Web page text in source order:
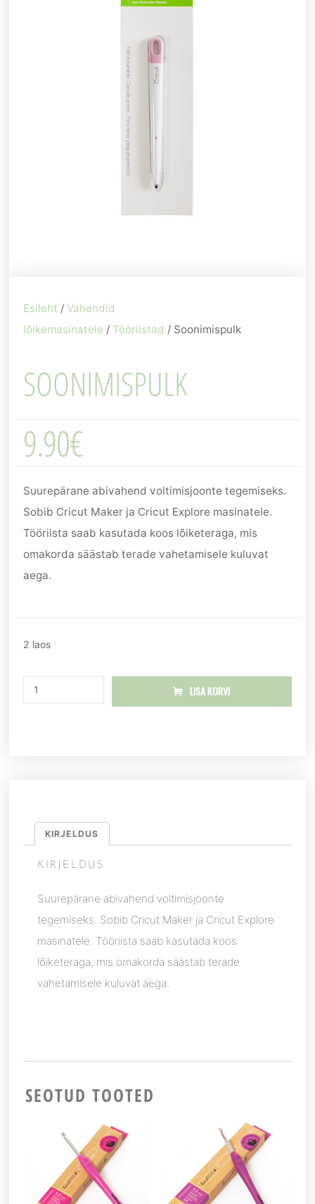
Esileht /Vahendid
lõikemasinatele / Tööriistad / Soonimispulk
SOONIMISPULK
9.90€
Suurepärane abivahend voltimisjoonte tegemiseks.
Sobib Cricut Maker ja Cricut Explore masinatele.
Tööriista saab kasutada koos lõiketeraga, mis
omakorda säästab terade vahetamisele kuluvat
aega.
2 laos
LISA KORVI
KIRJELDUS
KIRJELDUS
Suurepärane abivahend voltimisjoonte
tegemiseks. Sobib Cricut Maker ja Cricut Explore
masinatele. Tööriista saab kasutada koos
lõiketeraga, mis omakorda säästab terade
vahetamisele kuluvat aega.
SEOTUD TOOTED